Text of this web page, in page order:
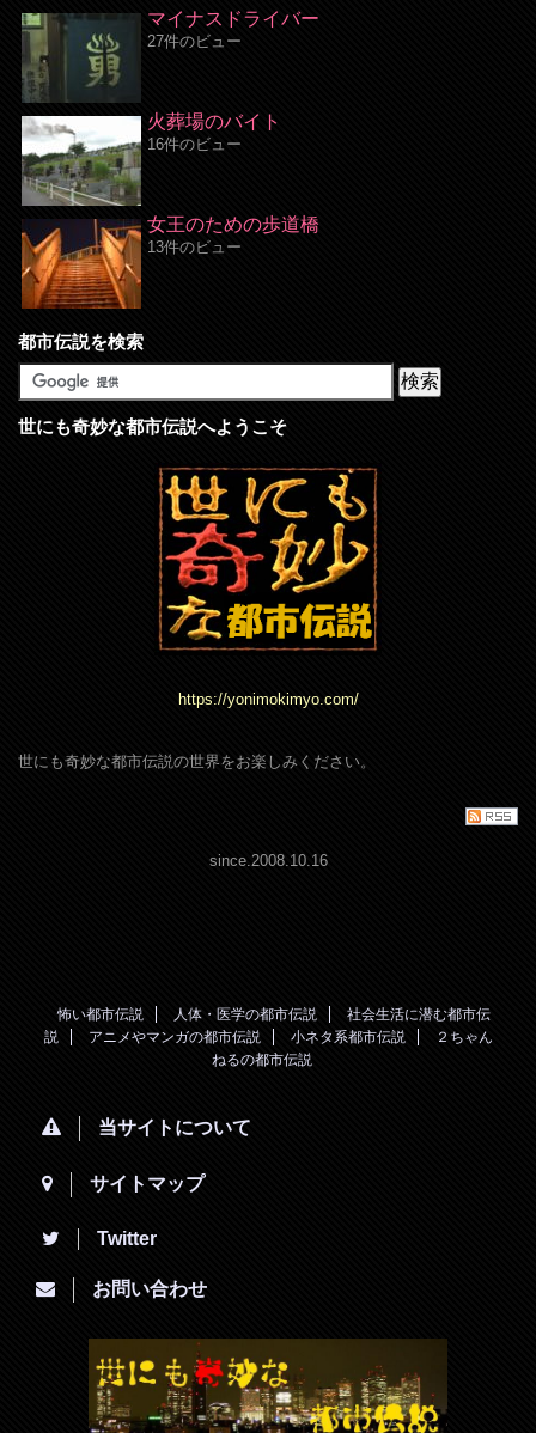
マイナスドライバー
27件のビュー
火葬場のバイト
16件のビュー
女王のための歩道橋
13件のビュー
都市伝説を検索
世にも奇妙な都市伝説へようこそ
https://yonimokimyo.com/
世にも奇妙な都市伝説の世界をお楽しみください。
since.2008.10.16
怖い都市伝説 人体・医学の都市伝説
社会生活に潜む都市伝
説
アニメやマンガの都市伝説 小ネタ系都市伝説
２ちゃん
ねるの都市伝説
当サイトについて
サイトマップ
Twitter
お問い合わせ